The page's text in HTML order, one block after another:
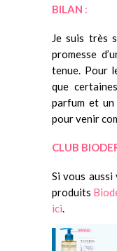
BILAN :
Je suis très
promesse
tenue. Pour
que
parfum et
pour venir
CLUB
Si vous
produits
ici